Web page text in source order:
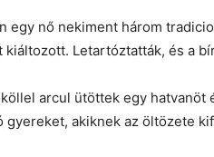
egy nő nekiment három
kiáltozott. Letartóztatták, és a
arcul ütöttek egy hatvanöt
gyereket, akiknek az öltözete